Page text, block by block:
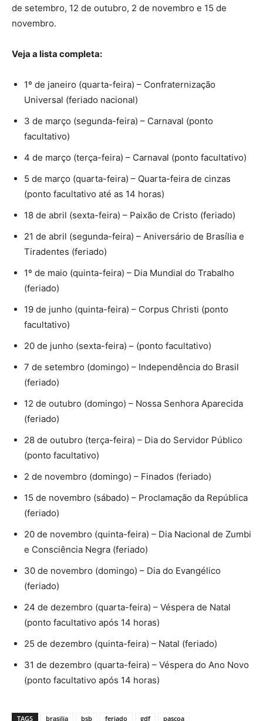
de setembro, 12 de outubro, 2 de novembro e 15 de
novembro.
Veja a lista completa:
1º de janeiro (quarta-feira) – Confraternização
Universal (feriado nacional)
3 de março (segunda-feira) – Carnaval (ponto
facultativo)
4 de março (terça-feira) – Carnaval (ponto facultativo)
5 de março (quarta-feira) – Quarta-feira de cinzas
(ponto facultativo até as 14 horas)
18 de abril (sexta-feira) – Paixão de Cristo (feriado)
21 de abril (segunda-feira) – Aniversário de Brasília e
Tiradentes (feriado)
1º de maio (quinta-feira) – Dia Mundial do Trabalho
(feriado)
19 de junho (quinta-feira) – Corpus Christi (ponto
facultativo)
20 de junho (sexta-feira) – (ponto facultativo)
7 de setembro (domingo) – Independência do Brasil
(feriado)
12 de outubro (domingo) – Nossa Senhora Aparecida
(feriado)
28 de outubro (terça-feira) – Dia do Servidor Público
(ponto facultativo)
2 de novembro (domingo) – Finados (feriado)
15 de novembro (sábado) – Proclamação da República
(feriado)
20 de novembro (quinta-feira) – Dia Nacional de Zumbi
e Consciência Negra (feriado)
30 de novembro (domingo) – Dia do Evangélico
(feriado)
24 de dezembro (quarta-feira) – Véspera de Natal
(ponto facultativo após 14 horas)
25 de dezembro (quinta-feira) – Natal (feriado)
31 de dezembro (quarta-feira) – Véspera do Ano Novo
(ponto facultativo após 14 horas)
TAGS brasilia bsb feriado gdf pascoa